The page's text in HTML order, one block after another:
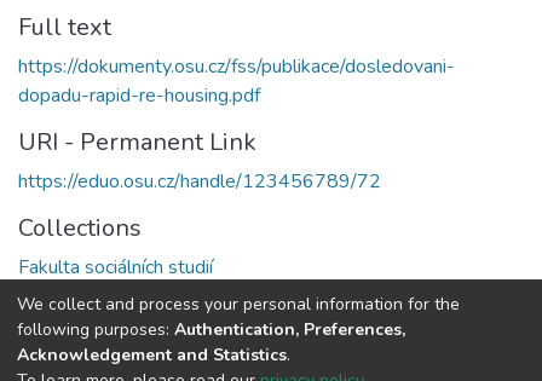
Full text
https://dokumenty.osu.cz/fss/publikace/dosledovani-
dopadu-rapid-re-housing.pdf
URI - Permanent Link
https://eduo.osu.cz/handle/123456789/72
Collections
Fakulta sociálních studií
Full item page
We collect and process your personal information for the
following purposes: Authentication, Preferences,
Acknowledgement and Statistics.